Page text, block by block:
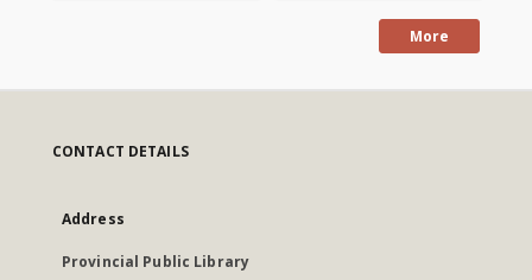
More
CONTACT DETAILS
Address
Provincial Public Library